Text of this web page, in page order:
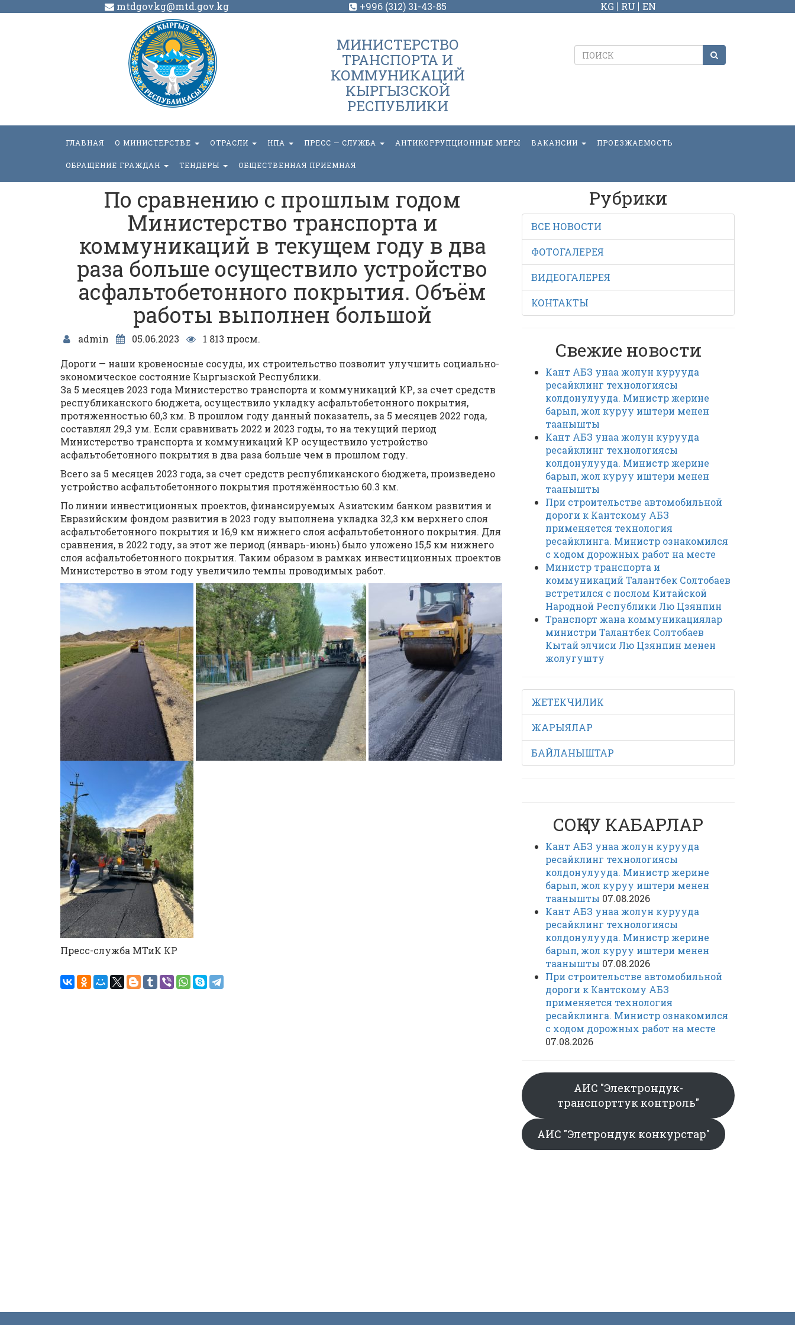
mtdgovkg@mtd.gov.kg +996 (312) 31-43-85 KG RU EN
МИНИСТЕРСТВО
ТРАНСПОРТА И
КОММУНИКАЦИЙ
КЫРГЫЗСКОЙ
РЕСПУБЛИКИ
ГЛАВНАЯ О МИНИСТЕРСТВЕ ОТРАСЛИ НПА ПРЕСС — СЛУЖБА АНТИКОРРУПЦИОННЫЕ МЕРЫ ВАКАНСИИ ПРОЕЗЖАЕМОСТЬ
ОБРАЩЕНИЕ ГРАЖДАН ТЕНДЕРЫ ОБЩЕСТВЕННАЯ ПРИЕМНАЯ
По сравнению с прошлым годом
Министерство транспорта и
коммуникаций в текущем году в два
раза больше осуществило устройство
асфальтобетонного покрытия. Объём
работы выполнен большой
admin 05.06.2023
1 813 просм.
Дороги — наши кровеносные сосуды, их строительство позволит улучшить социально-
экономическое состояние Кыргызской Республики.
За 5 месяцев 2023 года Министерство транспорта и коммуникаций КР, за счет средств
республиканского бюджета, осуществило укладку асфальтобетонного покрытия,
протяженностью 60,3 км. В прошлом году данный показатель, за 5 месяцев 2022 года,
составлял 29,3 ум. Если сравнивать 2022 и 2023 годы, то на текущий период
Министерство транспорта и коммуникаций КР осуществило устройство
асфальтобетонного покрытия в два раза больше чем в прошлом году.
Всего за 5 месяцев 2023 года, за счет средств республиканского бюджета, произведено
устройство асфальтобетонного покрытия протяжённостью 60.3 км.
По линии инвестиционных проектов, финансируемых Азиатским банком развития и
Евразийским фондом развития в 2023 году выполнена укладка 32,3 км верхнего слоя
асфальтобетонного покрытия и 16,9 км нижнего слоя асфальтобетонного покрытия. Для
сравнения, в 2022 году, за этот же период (январь-июнь) было уложено 15,5 км нижнего
слоя асфальтобетонного покрытия. Таким образом в рамках инвестиционных проектов
Министерство в этом году увеличило темпы проводимых работ.
Пресс-служба МТиК КР
Рубрики
ВСЕ НОВОСТИ
ФОТОГАЛЕРЕЯ
ВИДЕОГАЛЕРЕЯ
КОНТАКТЫ
Свежие новости
Кант АБЗ унаа жолун курууда
ресайклинг технологиясы
колдонулууда. Министр жерине
барып, жол куруу иштери менен
таанышты
Кант АБЗ унаа жолун курууда
ресайклинг технологиясы
колдонулууда. Министр жерине
барып, жол куруу иштери менен
таанышты
При строительстве автомобильной
дороги к Кантскому АБЗ
применяется технология
ресайклинга. Министр ознакомился
с ходом дорожных работ на месте
Министр транспорта и
коммуникаций Талантбек Солтобаев
встретился с послом Китайской
Народной Республики Лю Цзянпин
Транспорт жана коммуникациялар
министри Талантбек Солтобаев
Кытай элчиси Лю Цзянпин менен
жолугушту
ЖЕТЕКЧИЛИК
ЖАРЫЯЛАР
БАЙЛАНЫШТАР
СОҢКУ КАБАРЛАР
Кант АБЗ унаа жолун курууда
ресайклинг технологиясы
колдонулууда. Министр жерине
барып, жол куруу иштери менен
таанышты 07.08.2026
Кант АБЗ унаа жолун курууда
ресайклинг технологиясы
колдонулууда. Министр жерине
барып, жол куруу иштери менен
таанышты 07.08.2026
При строительстве автомобильной
дороги к Кантскому АБЗ
применяется технология
ресайклинга. Министр ознакомился
с ходом дорожных работ на месте
07.08.2026
АИС "Электрондук-
транспорттук контроль"
АИС "Элетрондук конкурстар"